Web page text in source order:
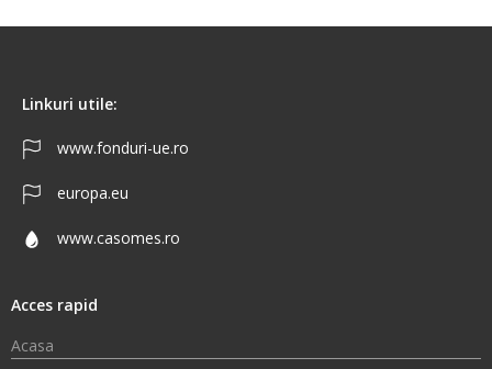
Linkuri utile:
www.fonduri-ue.ro
europa.eu
www.casomes.ro
Acces rapid
Acasa